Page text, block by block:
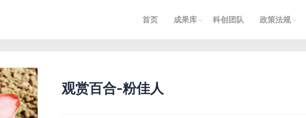
首页 成果库 科创团队 政策法规
观赏百合-粉佳人